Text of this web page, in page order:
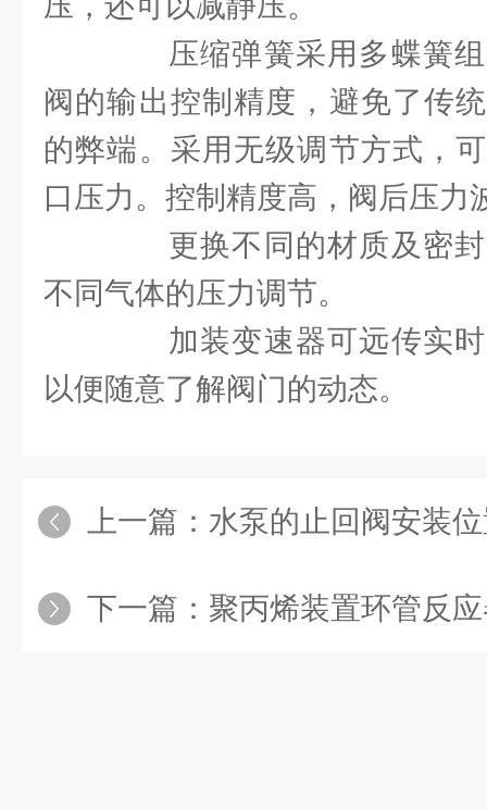
压缩弹簧采用多蝶簧组
阀的输出控制精度，避免了传
的弊端。采用无级调节方式，
口压力。控制精度高，阀后压力
更换不同的材质及密封
不同气体的压力调节。
加装变速器可远传实时
以便随意了解阀门的动态。
上一篇： 水泵的止回阀安装
下一篇： 聚丙烯装置环管反